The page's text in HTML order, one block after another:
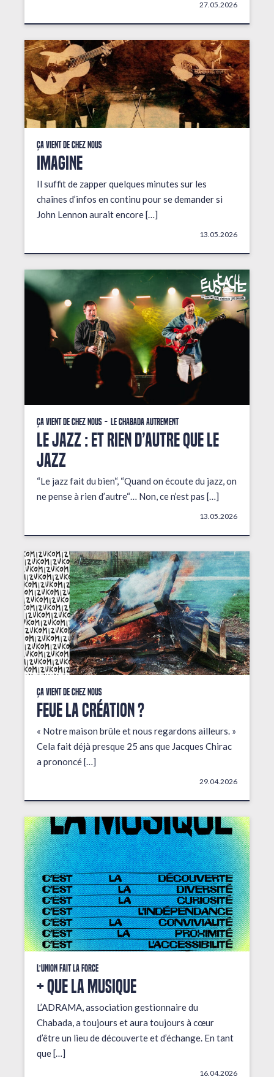
27.05.2026
Ça vient de chez nous
IMAGINE
Il suffit de zapper quelques minutes sur les
chaînes d’infos en continu pour se demander si
John Lennon aurait encore […]
13.05.2026
Ça vient de chez nous Le Chabada autrement
LE JAZZ : ET RIEN D’AUTRE QUE LE
JAZZ
“Le jazz fait du bien“, “Quand on écoute du jazz, on
ne pense à rien d’autre“… Non, ce n’est pas […]
13.05.2026
Ça vient de chez nous
FEUE LA CRÉATION ?
« Notre maison brûle et nous regardons ailleurs. »
Cela fait déjà presque 25 ans que Jacques Chirac
a prononcé […]
29.04.2026
L'union fait la force
+ que la musique
L’ADRAMA, association gestionnaire du
Chabada, a toujours et aura toujours à cœur
d’être un lieu de découverte et d’échange. En tant
que […]
16.04.2026